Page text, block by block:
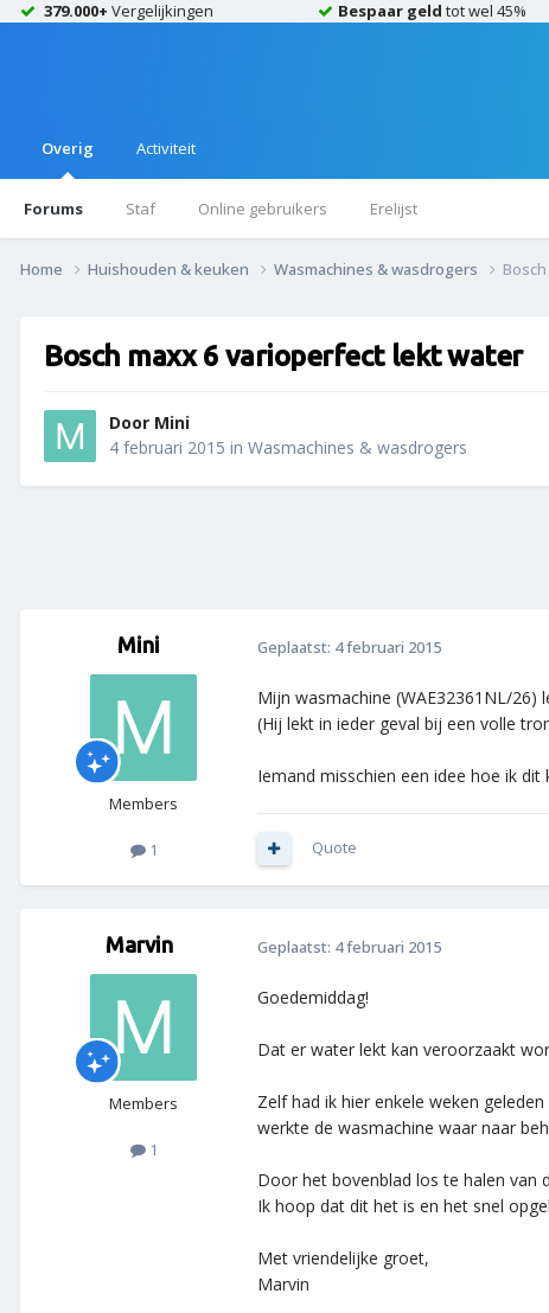
379.000+ Vergelijkingen Bespaar geld tot wel 45%
Overig
Forums Staf Online gebruikers Erelijst
Activiteit
Home Huishouden & keuken Wasmachines & wasdrogers
Bosch maxx 6 varioperfect lekt water
Door Mini
4 februari 2015 in Wasmachines & wasdrogers
Mini
Members
1
Geplaatst: 4 februari 2015
Mijn wasmachine (WAE32361NL/
(Hij lekt in ieder geval bij een volle
Iemand misschien een idee hoe ik dit
Quote
Marvin
Members
1
Geplaatst: 4 februari 2015
Goedemiddag!
Dat er water lekt kan veroorzaakt
Zelf had ik hier enkele weken
werkte de wasmachine waar naar
Door het bovenblad los te halen van
Ik hoop dat dit het is en het snel
Met vriendelijke groet,
Marvin